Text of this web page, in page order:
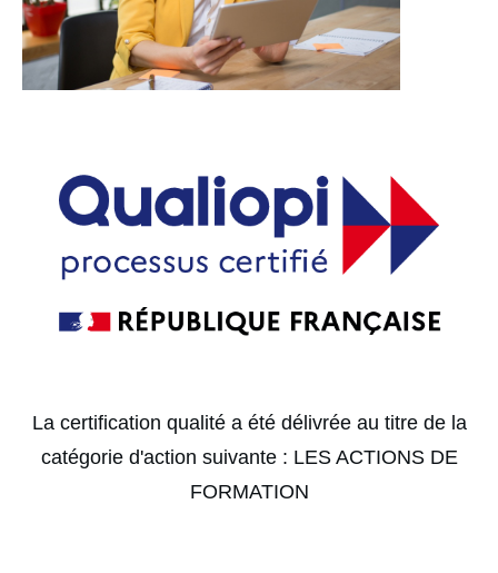
La certification qualité a été délivrée au titre de la
catégorie d'action suivante : LES ACTIONS DE
FORMATION